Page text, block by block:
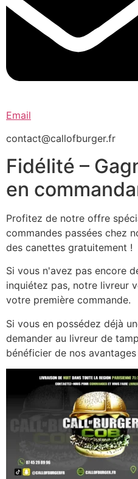
Email
contact@callofburger.fr
Fidélité –
en
Profitez de notre offre
commandes passées chez
des canettes gratuitement !
Si vous n'avez pas encore
inquiétez pas, notre livreur
votre première commande.
Si vous en possédez déjà
demander au livreur de
bénéficier de nos